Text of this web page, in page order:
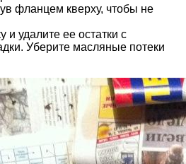
фланцем кверху, чтобы не
и удалите ее остатки с
Уберите масляные потеки